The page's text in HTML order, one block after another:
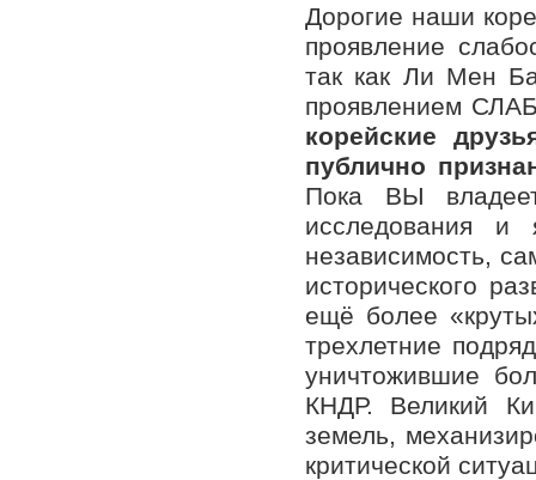
Дорогие наши
проявление
так как Ли Мен
проявлением
корейские
публично
Пока ВЫ
исследования
независимость,
исторического
ещё более
трехлетние
уничтожившие
КНДР. Великий
земель,
критической